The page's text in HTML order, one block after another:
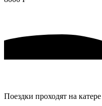
Поездки проходят на катере